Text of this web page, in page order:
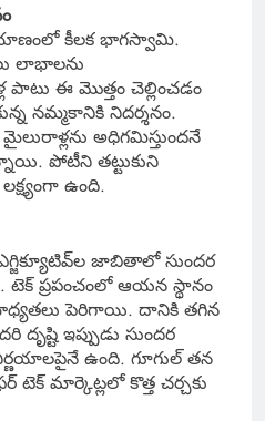
కీలక భాగస్వామి.
లాభాలను
ఈ మొత్తం చెల్లించడం
నమ్మకానికి నిదర్శనం.
అధిగమిస్తుందనే
పోటీని తట్టుకుని
ఉంది.
జాబితాలో సుందర
ప్రపంచంలో ఆయన స్థానం
పెరిగాయి. దానికి తగిన
దృష్టి ఇప్పుడు సుందర
ఉంది. గూగుల్ తన
టెక్ మార్కెట్లలో కొత్త చర్చకు